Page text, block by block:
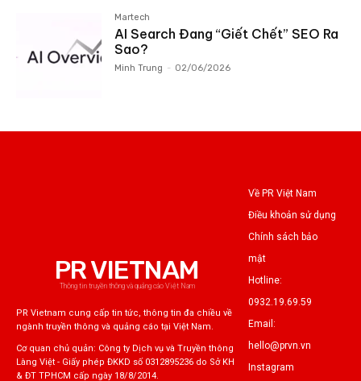
Martech
AI Search Đang “Giết Chết” SEO Ra
Sao?
Minh Trung - 02/06/2026
PR VIETNAM
Thông tin truyền thông và quảng cáo Việt Nam
PR Vietnam cung cấp tin tức, thông tin đa chiều về
ngành truyền thông và quảng cáo tại Việt Nam.
Cơ quan chủ quản: Công ty Dịch vụ và Truyền thông
Làng Việt - Giấy phép ĐKKD số 0312895236 do Sở KH
& ĐT TPHCM cấp ngày 18/8/2014.
Về PR Việt Nam
Điều khoản sử dụng
Chính sách bảo
mật
Hotline:
0932.19.69.59
Email:
hello@prvn.vn
Instagram